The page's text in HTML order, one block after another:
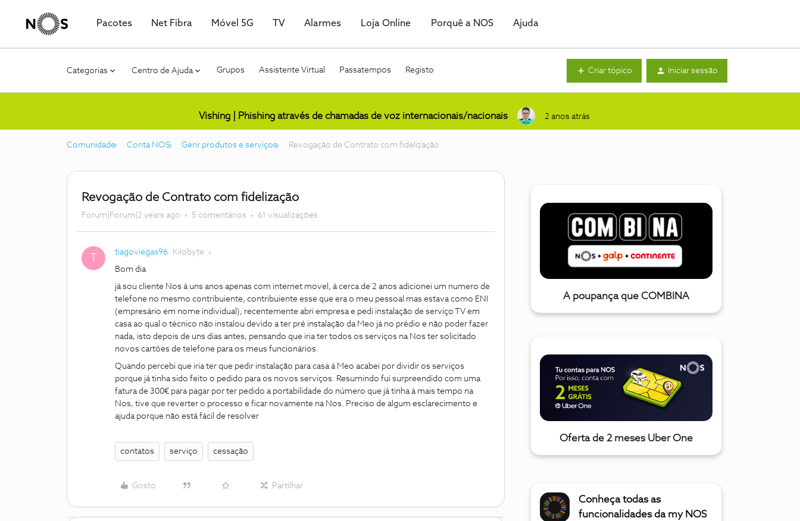
Pacotes Net Fibra Móvel 5G TV Alarmes Loja Online Porquê a NOS Ajuda
Categorias Centro de Ajuda Grupos Assistente Virtual Passatempos Registo Criar tópico Iniciar sessão
Vishing | Phishing através de chamadas de voz internacionais/nacionais 2 anos atrás
Comunidade Conta NOS Gerir produtos e serviços Revogação de Contrato com fidelização
Revogação de Contrato com fidelização
Forum|Forum|2 years ago 5 comentários 61 visualizações
tiagoviegas96 Kilobyte
Bom dia
já sou cliente Nos á uns anos apenas com internet movel, á cerca de 2 anos adicionei um numero de
telefone no mesmo contribuiente, contribuiente esse que era o meu pessoal mas estava como ENI
(empresário em nome individual), recentemente abri empresa e pedi instalação de serviço TV em
casa ao qual o técnico não instalou devido a ter pré instalação da Meo já no prédio e não poder fazer
nada, isto depois de uns dias antes, pensando que iria ter todos os serviços na Nos ter solicitado
novos cartôes de telefone para os meus funcionários.
Quando percebi que iria ter que pedir instalação para casa á Meo acabei por dividir os serviços
porque já tinha sido feito o pedido para os novos serviços. Resumindo fui surpreendido com uma
fatura de 300€ para pagar por ter pedido a portabilidade do número que já tinha á mais tempo na
Nos, tive que reverter o processo e ficar novamente na Nos. Preciso de algum esclarecimento e
ajuda porque não está fácil de resolver
contatos serviço cessação
Gosto Partilhar
A poupança que COMBINA
Oferta de 2 meses Uber One
Conheça todas as
funcionalidades da my NOS